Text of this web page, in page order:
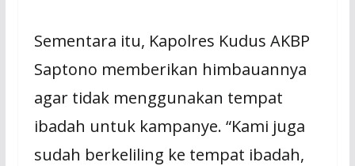
Sementara itu, Kapolres Kudus AKBP
Saptono memberikan himbauannya
agar tidak menggunakan tempat
ibadah untuk kampanye. “Kami juga
sudah berkeliling ke tempat ibadah,